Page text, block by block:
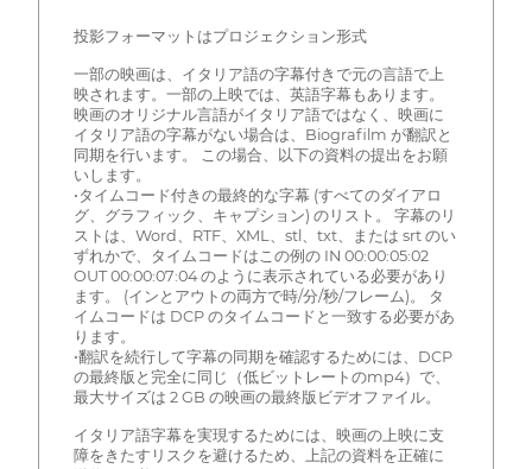
投影フォーマットはプロジェクション形式
一部の映画は、イタリア語の字幕付きで元の言語で上
映されます。一部の上映では、英語字幕もあります。
映画のオリジナル言語がイタリア語ではなく、映画に
イタリア語の字幕がない場合は、Biografilm が翻訳と
同期を行います。 この場合、以下の資料の提出をお願
いします。
•タイムコード付きの最終的な字幕 (すべてのダイアロ
グ、グラフィック、キャプション) のリスト。 字幕のリ
ストは、Word、RTF、XML、stl、txt、または srt のい
ずれかで、タイムコードはこの例の IN 00:00:05:02
OUT 00:00:07:04 のように表示されている必要があり
ます。 (インとアウトの両方で時/分/秒/フレーム)。 タ
イムコードは DCP のタイムコードと一致する必要があ
ります。
•翻訳を続行して字幕の同期を確認するためには、DCP
の最終版と完全に同じ（低ビットレートのmp4）で、
最大サイズは 2 GB の映画の最終版ビデオファイル。
イタリア語字幕を実現するためには、映画の上映に支
障をきたすリスクを避けるため、上記の資料を正確に